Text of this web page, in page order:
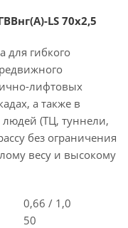
LS 70х2,5
для гибкого
лифтовых
а также в
(ТЦ, туннели,
без ограничения
весу и высокому
0,66 / 1,0
50